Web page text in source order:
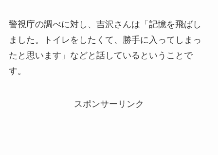
警視庁の調べに対し、吉沢さんは「記憶を飛ばし
ました。トイレをしたくて、勝手に入ってしまっ
たと思います」などと話しているということで
す。
スポンサーリンク